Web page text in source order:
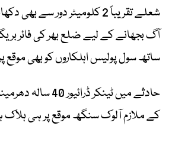
شعلے تقریباً 2 کلومیٹر دور
آگ بجھانے کے لیے ضلع بھر کی فائر
ساتھ سول پولیس اہلکاروں کو بھی موقع
حادثے میں ٹینکر
کے ملازم آلوک سنگھ موقع پر ہی ہلاک